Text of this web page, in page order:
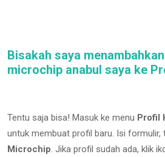
Bisakah saya
microchip anabul saya ke
Tentu saja bisa! Masuk ke menu Profil
untuk membuat profil baru. Isi formulir,
Microchip. Jika profil sudah ada, klik